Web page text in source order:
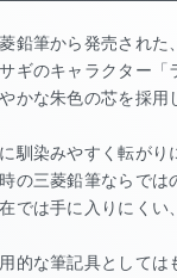
鉛筆から発売された
ギのキャラクター「
かな朱色の芯を採用
馴染みやすく転がり
の三菱鉛筆ならでは
では手に入りにくい
的な筆記具としては